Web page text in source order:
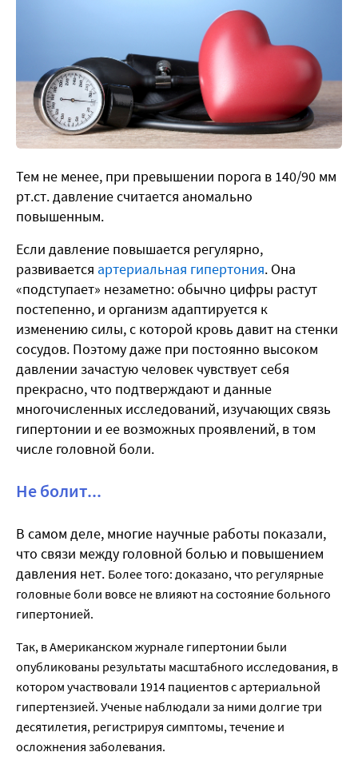
Тем не менее, при превышении порога в 140/90 мм
рт.ст. давление считается аномально
повышенным.
Если давление повышается регулярно,
развивается артериальная гипертония. Она
«подступает» незаметно: обычно цифры растут
постепенно, и организм адаптируется к
изменению силы, с которой кровь давит на стенки
сосудов. Поэтому даже при постоянно высоком
давлении зачастую человек чувствует себя
прекрасно, что подтверждают и данные
многочисленных исследований, изучающих связь
гипертонии и ее возможных проявлений, в том
числе головной боли.
Не болит...
В самом деле, многие научные работы показали,
что связи между головной болью и повышением
давления нет. Более того: доказано, что регулярные
головные боли вовсе не влияют на состояние больного
гипертонией.
Так, в Американском журнале гипертонии были
опубликованы результаты масштабного исследования, в
котором участвовали 1914 пациентов с артериальной
гипертензией. Ученые наблюдали за ними долгие три
десятилетия, регистрируя симптомы, течение и
осложнения заболевания.